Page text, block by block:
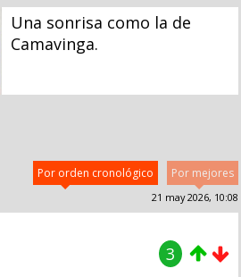
Una sonrisa como la de
Camavinga.
Por mejores
Por orden cronológico
21 may 2026, 10:08
3